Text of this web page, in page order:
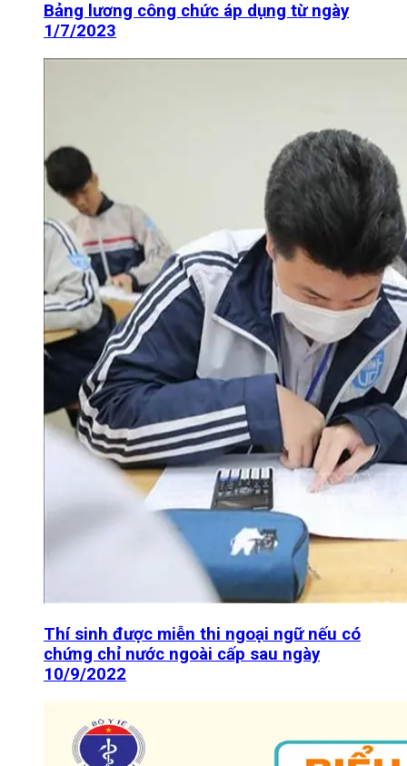
Bảng lương công chức áp dụng từ ngày
1/7/2023
Thí sinh được miễn thi ngoại ngữ nếu có
chứng chỉ nước ngoài cấp sau ngày
10/9/2022